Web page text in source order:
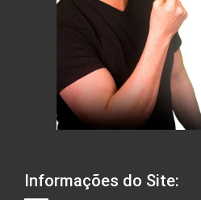
Informações do Site: